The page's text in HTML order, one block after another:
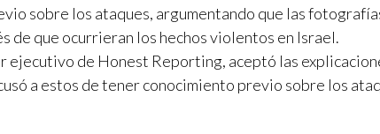
sobre los ataques, argumentando que las
de que ocurrieran los hechos violentos en Israel.
ejecutivo de Honest Reporting, aceptó las
a estos de tener conocimiento previo sobre los